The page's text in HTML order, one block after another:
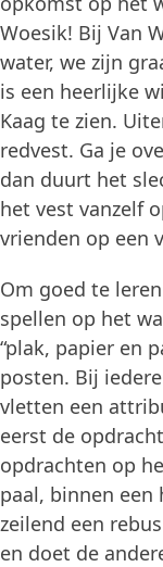
Woesik! Bij Van
water, we zijn
is een heerlijke
Kaag te zien.
redvest. Ga je
dan duurt het
het vest vanzelf
vrienden op een
Om goed te
spellen op het
“plak, papier en
posten. Bij
vletten een
eerst de
opdrachten op
paal, binnen een
zeilend een
en doet de